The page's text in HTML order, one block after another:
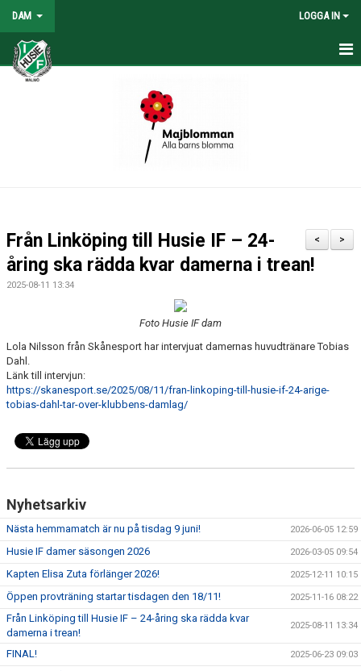
DAM LOGGA IN
HEM
MATCHER
>
<
Från Linköping till Husie IF – 24-
åring ska rädda kvar damerna i trean!
2025-08-11 13:34
Foto Husie IF dam
Lola Nilsson från Skånesport har intervjuat damernas huvudtränare Tobias
Dahl.
Länk till intervjun:
https://skanesport.se/2025/08/11/fran-linkoping-till-husie-if-24-arige-
tobias-dahl-tar-over-klubbens-damlag/
Nyhetsarkiv
Nästa hemmamatch är nu på tisdag 9 juni! 2026-06-05 12:59
Husie IF damer säsongen 2026 2026-03-05 09:54
Kapten Elisa Zuta förlänger 2026! 2025-12-11 10:15
Öppen provträning startar tisdagen den 18/11! 2025-11-16 08:22
Från Linköping till Husie IF – 24-åring ska rädda kvar
damerna i trean!
2025-08-11 13:34
FINAL! 2025-06-23 09:03